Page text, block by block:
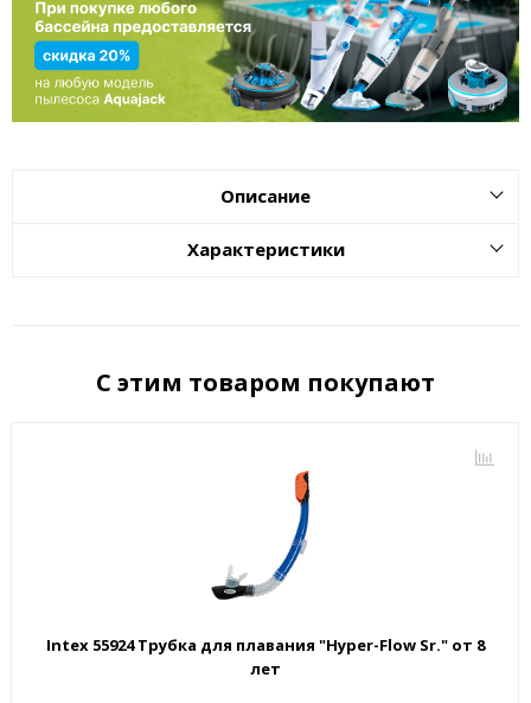
Описание
Характеристики
С этим товаром покупают
Intex 55924 Трубка для плавания "Hyper-Flow Sr." от 8
лет